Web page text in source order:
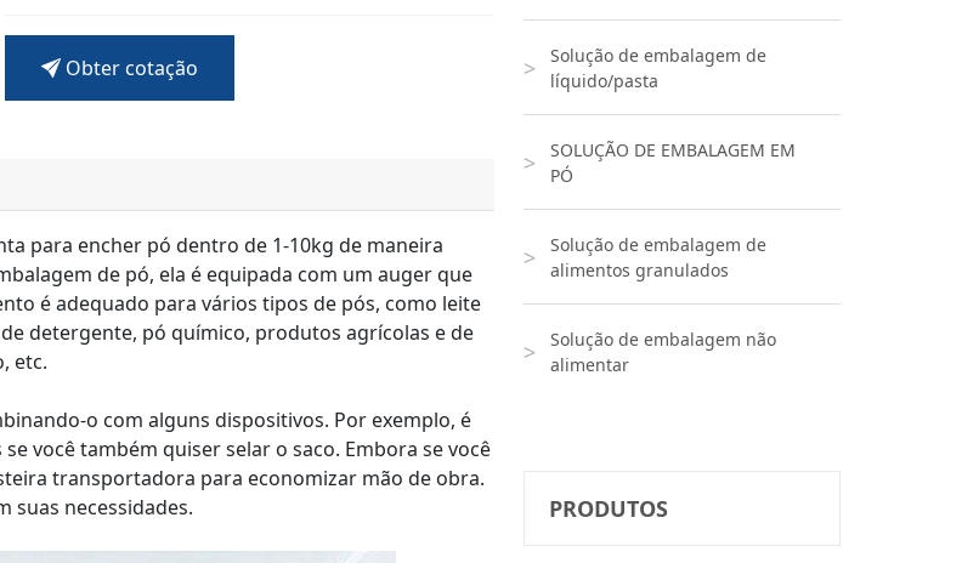
Obter cotação
para encher pó dentro de 1-10kg de maneira
de pó, ela é equipada com um auger que
é adequado para vários tipos de pós, como leite
detergente, pó químico, produtos agrícolas e de
etc.
o com alguns dispositivos. Por exemplo, é
você também quiser selar o saco. Embora se você
transportadora para economizar mão de obra.
suas necessidades.
Solução de embalagem de
líquido/pasta
SOLUÇÃO DE EMBALAGEM EM
PÓ
Solução de embalagem de
alimentos granulados
Solução de embalagem não
alimentar
PRODUTOS